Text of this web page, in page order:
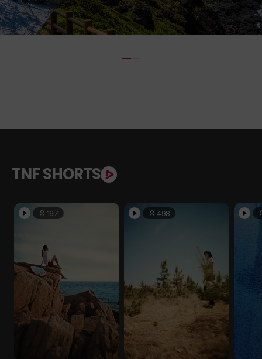
TNF SHORTS
167 498